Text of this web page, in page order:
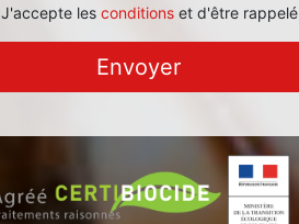
J'accepte les conditionset d'être rappelé
Envoyer